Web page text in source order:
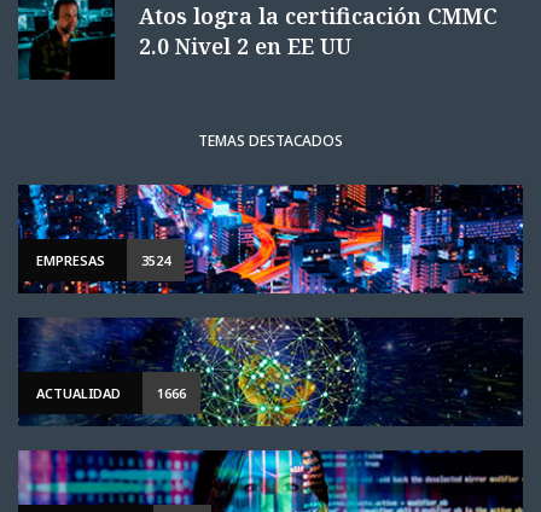
Atos logra la certificación CMMC
2.0 Nivel 2 en EE UU
TEMAS DESTACADOS
EMPRESAS 3524
ACTUALIDAD 1666